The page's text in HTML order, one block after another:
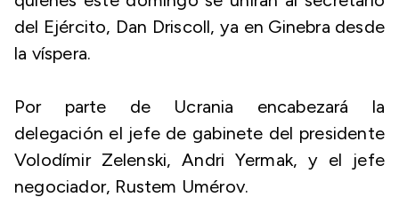
del Ejército, Dan Driscoll, ya en Ginebra desde
la víspera.
Por parte de Ucrania encabezará la
delegación el jefe de gabinete del presidente
Volodímir Zelenski, Andri Yermak, y el jefe
negociador, Rustem Umérov.